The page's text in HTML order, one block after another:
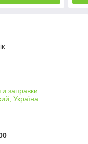
заправки
Україна